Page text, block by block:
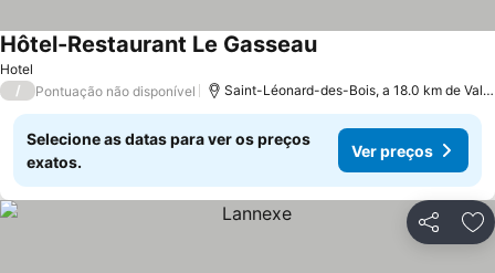
Hotel
Hôtel-Restaurant Le GasseauVer preços
/ Pontuação não disponível Saint-Léonard-des-Bois, a 18.0 km de
Selecione as datas para ver os preços
exatos.
Ver preços
Partilhar